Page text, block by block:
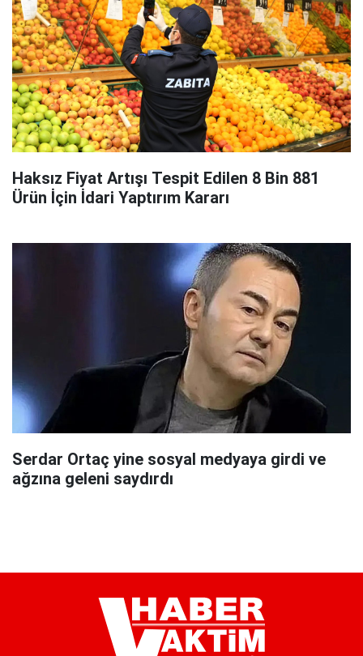
Haksız Fiyat Artışı Tespit Edilen 8 Bin 881
Ürün İçin İdari Yaptırım Kararı
Serdar Ortaç yine sosyal medyaya girdi ve
ağzına geleni saydırdı